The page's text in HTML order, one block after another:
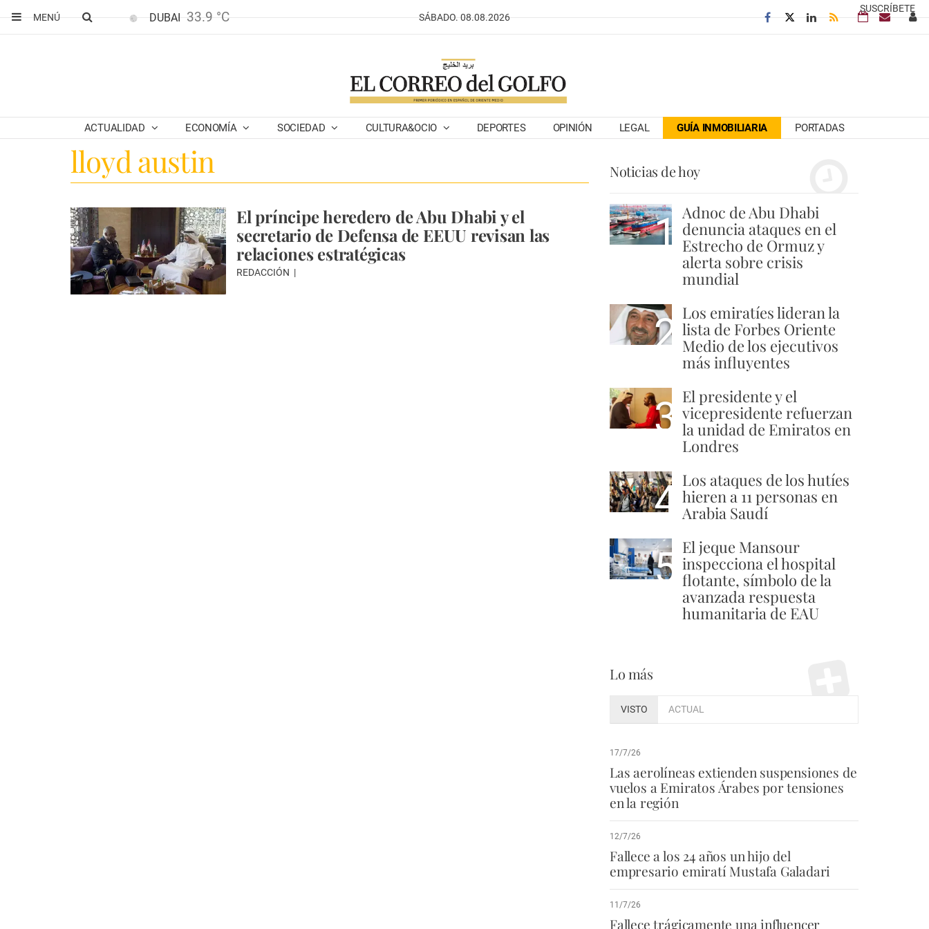
SUSCRÍBETE
MENÚ
DUBAI 33.9 °C SÁBADO. 08.08.2026
ACTUALIDAD ECONOMÍA SOCIEDAD CULTURA&OCIO DEPORTES OPINIÓN LEGAL GUÍA INMOBILIARIA PORTADAS
lloyd austin
El príncipe heredero de Abu Dhabi y el
secretario de Defensa de EEUU revisan las
relaciones estratégicas
REDACCIÓN
Noticias de hoy
1 Adnoc de Abu Dhabi
denuncia ataques en el
Estrecho de Ormuz y
alerta sobre crisis
mundial
2 Los emiratíes lideran la
lista de Forbes Oriente
Medio de los ejecutivos
más influyentes
3 El presidente y el
vicepresidente refuerzan
la unidad de Emiratos en
Londres
4 Los ataques de los hutíes
hieren a 11 personas en
Arabia Saudí
5 El jeque Mansour
inspecciona el hospital
flotante, símbolo de la
avanzada respuesta
humanitaria de EAU
Lo más
VISTO ACTUAL
17/7/26
Las aerolíneas extienden suspensiones de
vuelos a Emiratos Árabes por tensiones
en la región
12/7/26
Fallece a los 24 años un hijo del
empresario emiratí Mustafa Galadari
11/7/26
Fallece trágicamente una influencer